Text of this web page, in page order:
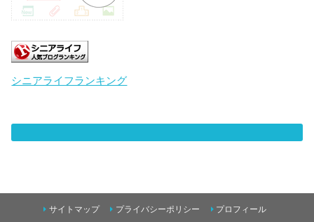
シニアライフランキング
サイトマップ プライバシーポリシー
プロフィール